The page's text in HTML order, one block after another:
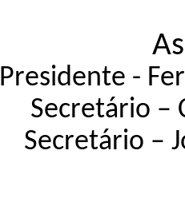
Presidente -
Secretário –
Secretário –